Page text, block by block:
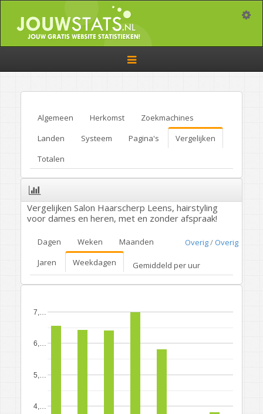
Toggle
navigation
Algemeen Herkomst
Zoekmachines
Landen
Systeem Pagina's
Vergelijken
Totalen
Vergelijken Salon Haarscherp Leens, hairstyling
voor dames en heren, met en zonder afspraak!
Overig/ Overig
Dagen Weken
Maanden
Jaren
Weekdagen Gemiddeld per uur
4,…
5,…
6,…
7,…